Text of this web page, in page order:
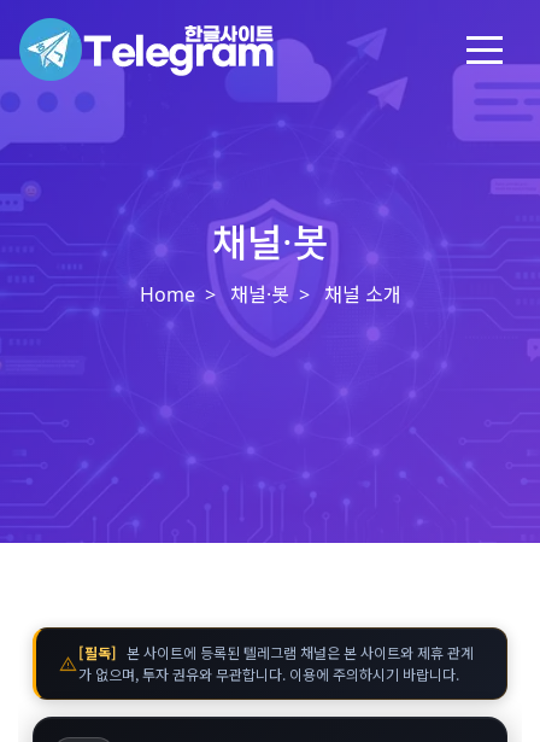
채널·봇
Home 채널·봇 채널 소개
warning[필독] 본 사이트에 등록된 텔레그램 채널은 본 사이트와 제휴 관계
가 없으며, 투자 권유와 무관합니다. 이용에 주의하시기 바랍니다.